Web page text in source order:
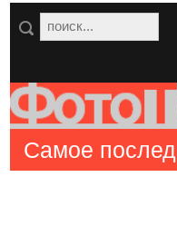
Самое